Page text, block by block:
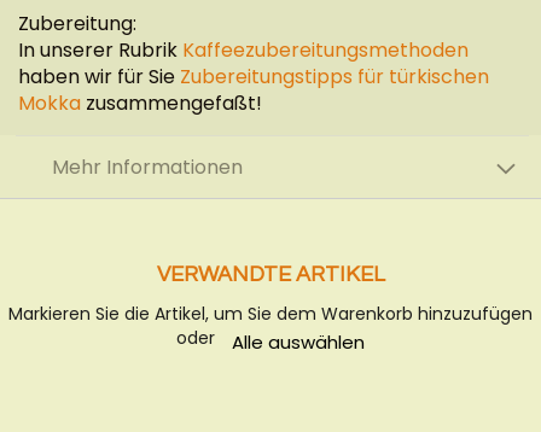
Zubereitung:
In unserer Rubrik Kaffeezubereitungsmethoden
haben wir für Sie Zubereitungstipps für türkischen
Mokka zusammengefaßt!
Mehr Informationen
VERWANDTE ARTIKEL
Markieren Sie die Artikel, um Sie dem Warenkorb hinzuzufügen
oder
Alle auswählen